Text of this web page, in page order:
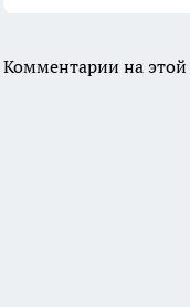
Комментарии на